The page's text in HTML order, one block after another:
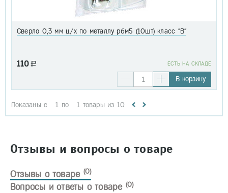
Сверло 0,3 мм ц/х по металлу р6м5 (10шт) класс "В"
110 a EСТЬ НА СКЛАДЕ
В корзину
Показаны с 1 по 1 товары из 10
Отзывы и вопросы о товаре
Отзывы о товаре (0)
Вопросы и ответы о товаре (0)